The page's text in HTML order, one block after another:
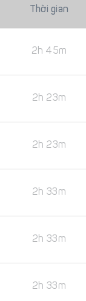
Thời gian
2h 45m
2h 23m
2h 23m
2h 33m
2h 33m
2h 33m